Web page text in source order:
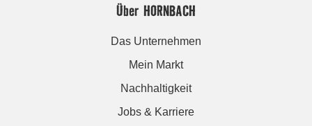
Über HORNBACH
Das Unternehmen
Mein Markt
Nachhaltigkeit
Jobs & Karriere